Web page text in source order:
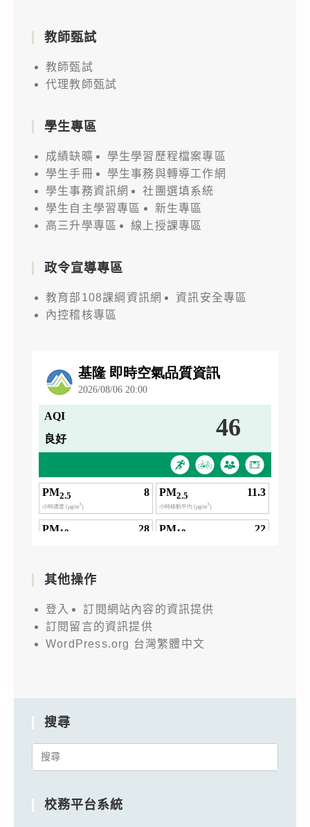
教師甄試
教師甄試
代理教師甄試
學生專區
成績缺曠
學生學習歷程檔案專區
學生手冊
學生事務與轉導工作網
學生事務資訊網
社團選填系統
學生自主學習專區
新生專區
高三升學專區
線上授課專區
政令宣導專區
教育部108課綱資訊網
資訊安全專區
內控稽核專區
其他操作
登入
訂閱網站內容的資訊提供
訂閱留言的資訊提供
WordPress.org 台灣繁體中文
搜尋
Search
校務平台系統